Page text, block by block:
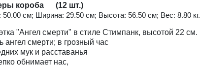
короба (12 шт.)
50.00 см; Ширина: 29.50 см; Высота: 56.50 см; Вес: 8.80 кг.
"Ангел смерти" в стиле Стимпанк, высотой 22 см.
ангел смерти; в грозный час
мук и расставанья
обнимает нас,